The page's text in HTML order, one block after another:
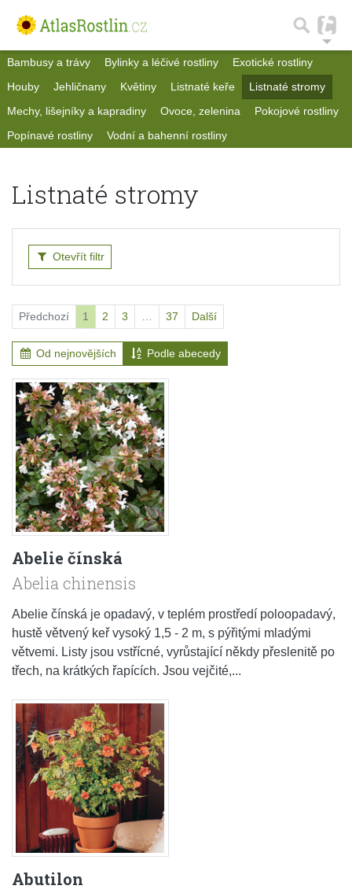
Bambusy a trávy Bylinky a léčivé rostliny
Exotické rostliny
Houby
Jehličnany Květiny Listnaté keře
Listnaté stromy
Mechy, lišejníky a kapradiny
Ovoce, zelenina
Pokojové rostliny
Popínavé rostliny
Vodní a bahenní rostliny
Listnaté stromy
Otevřít filtr
Předchozí 1 2 3 37 Další
Od nejnovějších Podle abecedy
Abelie čínská
Abelia chinensis
Abelie čínská je opadavý, v teplém prostředí poloopadavý,
hustě větvený keř vysoký 1,5 - 2 m, s pýřitými mladými
větvemi. Listy jsou vstřícné, vyrůstající někdy přeslenitě po
třech, na krátkých řapících. Jsou vejčité,...
Abutilon